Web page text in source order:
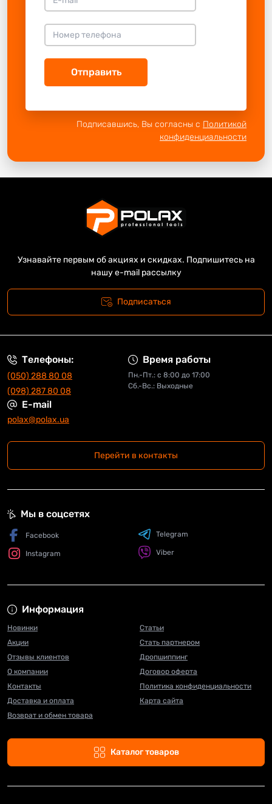
Отправить
Подписавшись, Вы согласны с Политикой
конфиденциальности
Узнавайте первым об акциях и скидках. Подпишитесь на
нашу e-mail рассылку
Подписаться
Телефоны:
(050) 288 80 08
(098) 287 80 08
Время работы
Пн.-Пт.: с 8:00 до 17:00
Сб.-Вс.: Выходные
E-mail
polax@polax.ua
Перейти в контакты
Информация
Новинки
Акции
Отзывы клиентов
О компании
Контакты
Доставка и оплата
Возврат и обмен товара
Статьи
Стать партнером
Дропшиппинг
Договор оферта
Политика конфиденциальности
Карта сайта
Каталог товаров
Мы в соцсетях
Facebook
Instagram
Telegram
Viber